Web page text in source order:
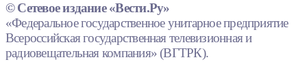
© Сетевое издание «Вести.Ру»
«Федеральное государственное унитарное предприятие
Всероссийская государственная телевизионная и
радиовещательная компания» (ВГТРК).